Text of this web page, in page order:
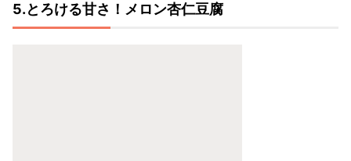
5.とろける甘さ！メロン杏仁豆腐